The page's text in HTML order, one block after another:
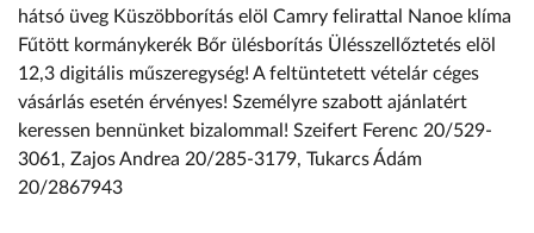
hátsó üveg Küszöbborítás elöl Camry felirattal Nanoe klíma
Fűtött kormánykerék Bőr ülésborítás Ülésszellőztetés elöl
12,3 digitális műszeregység! A feltüntetett vételár céges
vásárlás esetén érvényes! Személyre szabott ajánlatért
keressen bennünket bizalommal! Szeifert Ferenc 20/529-
3061, Zajos Andrea 20/285-3179, Tukarcs Ádám
20/2867943